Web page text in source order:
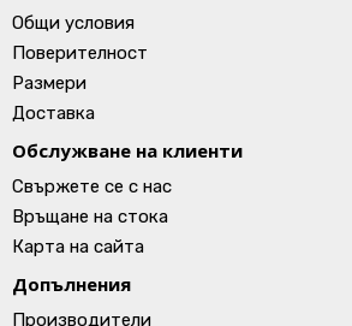
Общи условия
Поверителност
Размери
Доставка
Обслужване на клиенти
Свържете се с нас
Връщане на стока
Карта на сайта
Допълнения
Производители